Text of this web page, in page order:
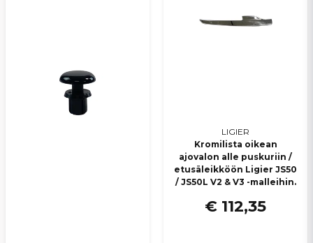
LIGIER
Kromilista oikean
ajovalon alle puskuriin /
etusäleikköön Ligier JS50
/ JS50L V2 & V3 -malleihin.
€ 112,35